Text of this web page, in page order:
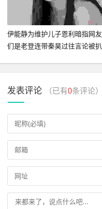
伊能静为维护儿子恩利暗指网友
们是老登连带秦昊过往言论被扒
发表评论 （已有0条评论）